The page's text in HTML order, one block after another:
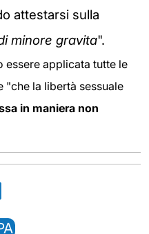
attestarsi sulla
minore gravita".
essere applicata tutte le
"che la libertà sessuale
in maniera non